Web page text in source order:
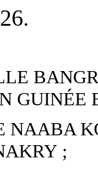
GUINÉE
NAABA
;